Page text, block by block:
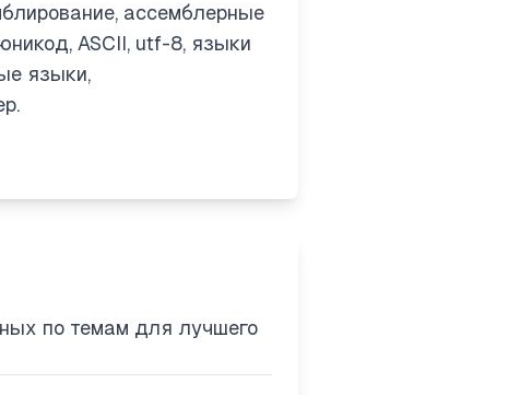
ассемблерные
ASCII, utf-8, языки
языки,
по темам для лучшего